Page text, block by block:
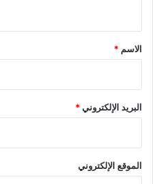
*
الاسم *
البريد الإلكتروني*
الموقع الإلكتروني